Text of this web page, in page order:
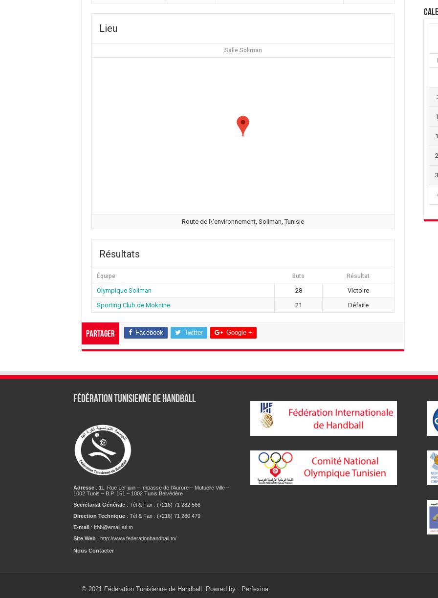
Lieu
Salle Soliman
Route de l\'environnement, Soliman, Tunisie
Résultats
Équipe Buts Résultat
Olympique Soliman 28
Victoire
Sporting Club de Moknine
21 Défaite
Partager Facebook Twitter Google +
L
Fédération tunisienne de Handball
Adresse: 11, Rue 1er juin – Impasse de l’Aurore – Mutuelle Ville –
1002 Tunis – B.P. 151 – 1002 Tunis Belvédère
Secrétariat Générale: Tél & Fax : (+216) 71 282 566
Direction Technique : Tél & Fax : (+216) 71 280 479
E-mail: fthb@email.ati.tn
Site Web: http://www.federationhandball.tn/
Nous Contacter
© 2021 Fédération Tunisienne de Handball. Powred by : Perfexina